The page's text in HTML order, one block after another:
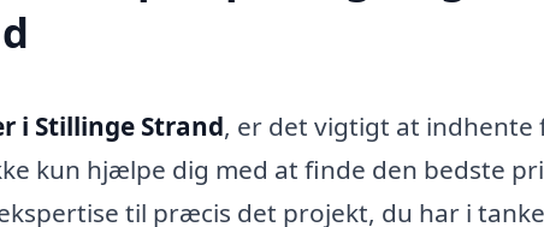
i Stillinge Strand, er det vigtigt at indhente
kun hjælpe dig med at finde den bedste
til præcis det projekt, du har i